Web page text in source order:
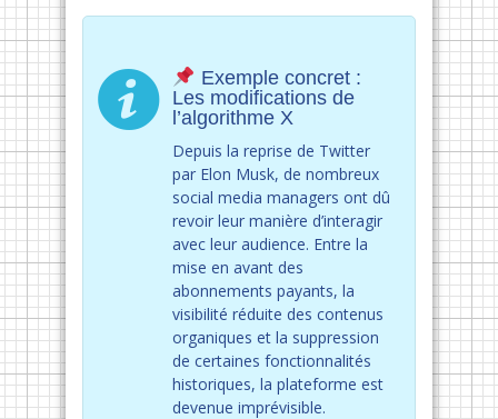
Exemple concret :
Les modifications de
l’algorithme X
Depuis la reprise de Twitter
par Elon Musk, de nombreux
social media managers ont dû
revoir leur manière d’interagir
avec leur audience. Entre la
mise en avant des
abonnements payants, la
visibilité réduite des contenus
organiques et la suppression
de certaines fonctionnalités
historiques, la plateforme est
devenue imprévisible.